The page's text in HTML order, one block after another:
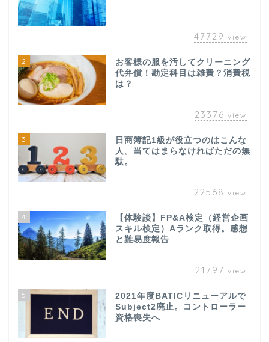
47729 view
2
お客様の服を汚してクリーニング
代弁償！勘定科目は雑費？消費税
は？
23376 view
3
日商簿記1級が役立つのはこんな
人。当てはまらなければただの無
駄。
22568 view
4
【体験談】FP&A検定（経営企画
スキル検定）Aランク取得。感想
と難易度報告
21797 view
5
2021年度BATICリニューアルで
Subject2廃止。コントローラー
資格喪失へ